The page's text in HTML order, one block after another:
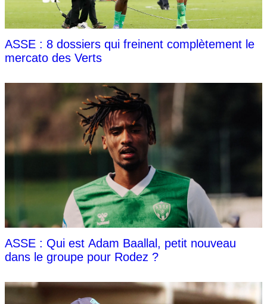
ASSE : 8 dossiers qui freinent complètement le
mercato des Verts
ASSE : Qui est Adam Baallal, petit nouveau
dans le groupe pour Rodez ?